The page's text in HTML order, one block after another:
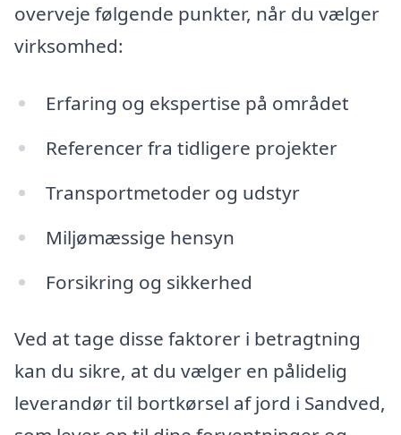
overveje følgende punkter, når du vælger
virksomhed:
Erfaring og ekspertise på området
Referencer fra tidligere projekter
Transportmetoder og udstyr
Miljømæssige hensyn
Forsikring og sikkerhed
Ved at tage disse faktorer i betragtning
kan du sikre, at du vælger en pålidelig
leverandør til bortkørsel af jord i Sandved,